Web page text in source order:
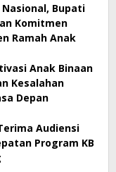
Bupati
Komitmen
Ramah Anak
Anak Binaan
Kesalahan
Depan
Audiensi
Program KB